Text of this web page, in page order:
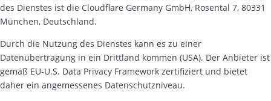
des Dienstes ist die Cloudflare Germany GmbH, Rosental 7, 80331
München, Deutschland.
Durch die Nutzung des Dienstes kann es zu einer
Datenübertragung in ein Drittland kommen (USA). Der Anbieter ist
gemäß EU-U.S. Data Privacy Framework zertifiziert und bietet
daher ein angemessenes Datenschutzniveau.